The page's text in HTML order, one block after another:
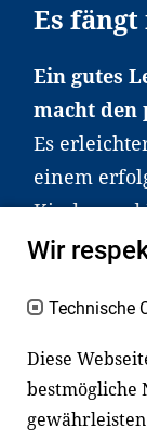
Es
Ein gutes
macht den
Es
einem
Kinder und
haben
an
mit
Wir
Technische
Diese
bestmögliche